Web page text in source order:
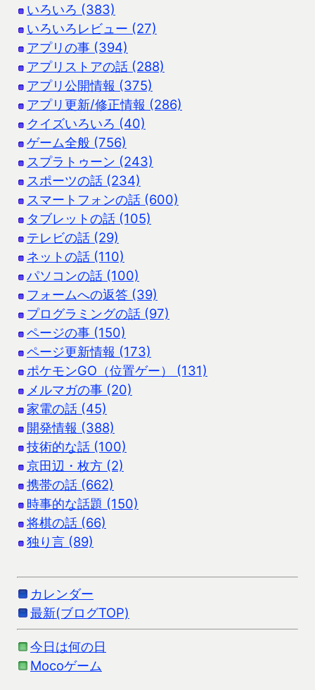
いろいろ (383)
いろいろレビュー (27)
アプリの事 (394)
アプリストアの話 (288)
アプリ公開情報 (375)
アプリ更新/修正情報 (286)
クイズいろいろ (40)
ゲーム全般 (756)
スプラトゥーン (243)
スポーツの話 (234)
スマートフォンの話 (600)
タブレットの話 (105)
テレビの話 (29)
ネットの話 (110)
パソコンの話 (100)
フォームへの返答 (39)
プログラミングの話 (97)
ページの事 (150)
ページ更新情報 (173)
ポケモンGO（位置ゲー） (131)
メルマガの事 (20)
家電の話 (45)
開発情報 (388)
技術的な話 (100)
京田辺・枚方 (2)
携帯の話 (662)
時事的な話題 (150)
将棋の話 (66)
独り言 (89)
カレンダー
最新(ブログTOP)
今日は何の日
Mocoゲーム